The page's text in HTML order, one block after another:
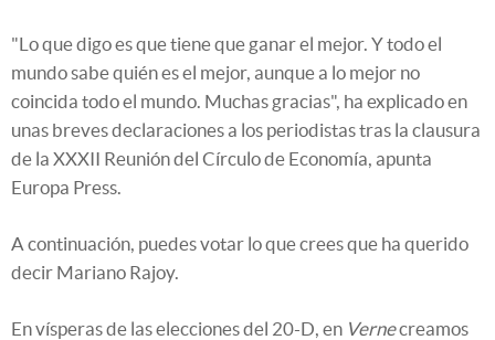
"Lo que digo es que tiene que ganar el mejor. Y todo el
mundo sabe quién es el mejor, aunque a lo mejor no
coincida todo el mundo. Muchas gracias", ha explicado en
unas breves declaraciones a los periodistas tras la clausura
de la XXXII Reunión del Círculo de Economía, apunta
Europa Press.
A continuación, puedes votar lo que crees que ha querido
decir Mariano Rajoy.
En vísperas de las elecciones del 20-D, en Vernecreamos